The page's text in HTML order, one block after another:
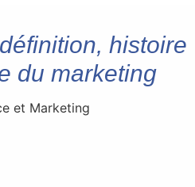
histoire
du marketing
et Marketing